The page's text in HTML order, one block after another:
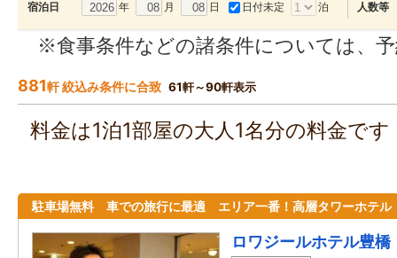
宿泊日 年 月 日 日付未定 泊 人数等
※食事条件などの諸条件については、
881軒 絞込み条件に合致 61軒～90軒表示
料金は1泊1部屋の大人1名分の料金で
駐車場無料 車での旅行に最適 エリア一番！高層タワーホテル
ロワジールホテル豊橋